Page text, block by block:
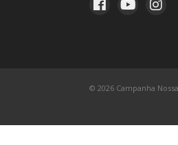
© 2026 Campanha